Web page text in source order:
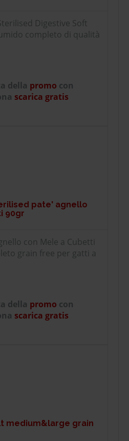
Digestive Soft
completo di qualità
della promo con
scarica gratis
pate' agnello
90gr
con Mele a Cubetti
grain free per gatti a
della promo con
scarica gratis
medium&large grain